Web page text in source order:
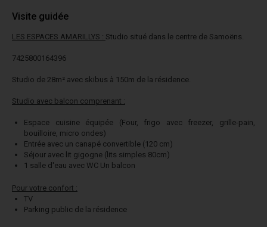
Visite guidée
LES ESPACES AMARILLYS : Studio situé dans le centre de Samoëns.
7425800164396
Studio de 28m² avec skibus à 150m de la résidence.
Studio avec balcon comprenant :
Espace cuisine équipée (Four, frigo avec freezer, grille-pain,
bouilloire, micro ondes)
Entrée avec un canapé convertible (120 cm)
Séjour avec lit gigogne (lits simples 80cm)
1 salle d'eau avec WC Un balcon
Pour votre confort :
TV
Parking public de la résidence